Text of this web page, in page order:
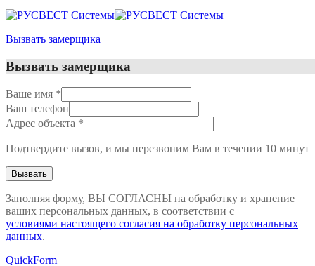
Вызвать замерщика
Вызвать замерщика
Ваше имя *
Ваш телефон
Адрес объекта *
Подтвердите вызов, и мы перезвоним Вам в течении 10 минут
Заполняя форму, ВЫ СОГЛАСНЫ на обработку и хранение
ваших персональных данных, в соответствии с
условиями настоящего согласия на обработку персональных
данных.
QuickForm